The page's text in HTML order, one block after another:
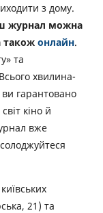
з дому.
журнал можна
також онлайн.
та
хвилина-
гарантовано
кіно й
вже
21) та